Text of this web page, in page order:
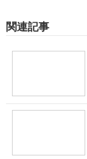
関連記事